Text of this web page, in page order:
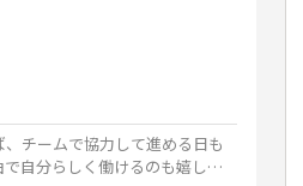
チームで協力して進める日も
自分らしく働けるのも嬉しい